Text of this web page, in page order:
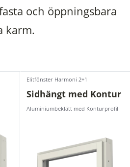
och öppningsbara
karm.
Elitfönster Harmoni 2+1
Sidhängt med Kontur
Aluminiumbeklätt med Konturprofil